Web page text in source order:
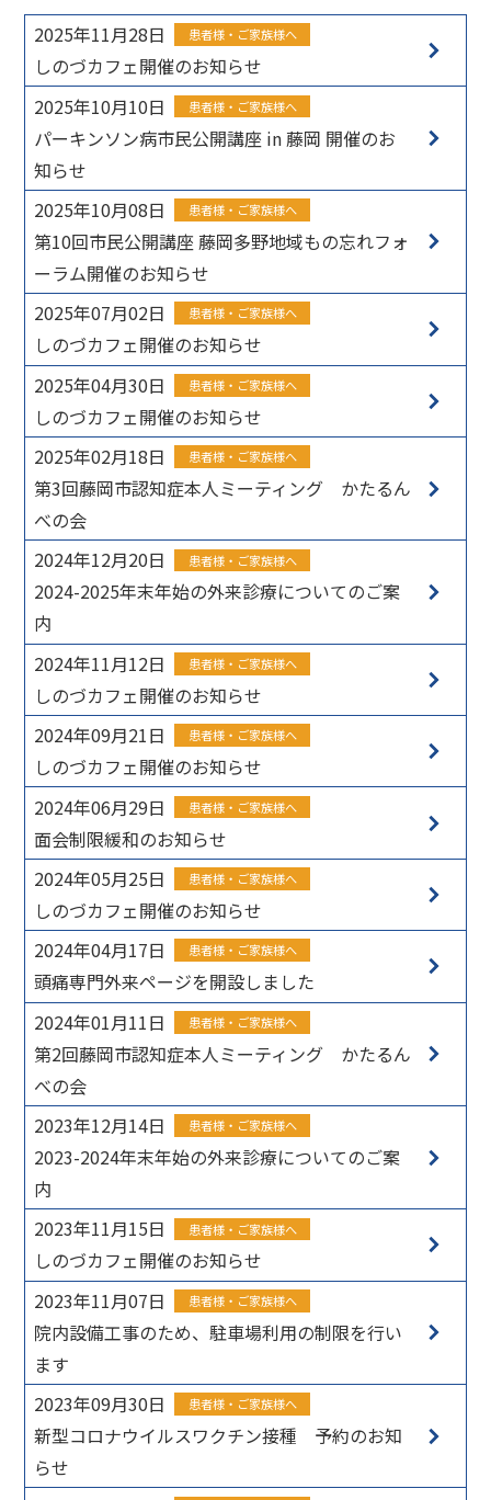
2025年11月28日 患者様・ご家族様へ
しのづカフェ開催のお知らせ
2025年10月10日
患者様・ご家族様へ
パーキンソン病市民公開講座 in 藤岡 開催のお
知らせ
2025年10月08日
患者様・ご家族様へ
第10回市民公開講座 藤岡多野地域もの忘れフォ
ーラム開催のお知らせ
2025年07月02日
患者様・ご家族様へ
しのづカフェ開催のお知らせ
2025年04月30日
患者様・ご家族様へ
しのづカフェ開催のお知らせ
2025年02月18日
患者様・ご家族様へ
第3回藤岡市認知症本人ミーティング かたるん
べの会
2024年12月20日
患者様・ご家族様へ
2024-2025年末年始の外来診療についてのご案
内
2024年11月12日
患者様・ご家族様へ
しのづカフェ開催のお知らせ
2024年09月21日
患者様・ご家族様へ
しのづカフェ開催のお知らせ
2024年06月29日
患者様・ご家族様へ
面会制限緩和のお知らせ
2024年05月25日
患者様・ご家族様へ
しのづカフェ開催のお知らせ
2024年04月17日
患者様・ご家族様へ
頭痛専門外来ページを開設しました
2024年01月11日
患者様・ご家族様へ
第2回藤岡市認知症本人ミーティング かたるん
べの会
2023年12月14日
患者様・ご家族様へ
2023-2024年末年始の外来診療についてのご案
内
2023年11月15日
患者様・ご家族様へ
しのづカフェ開催のお知らせ
2023年11月07日
患者様・ご家族様へ
院内設備工事のため、駐車場利用の制限を行い
ます
2023年09月30日
患者様・ご家族様へ
新型コロナウイルスワクチン接種 予約のお知
らせ